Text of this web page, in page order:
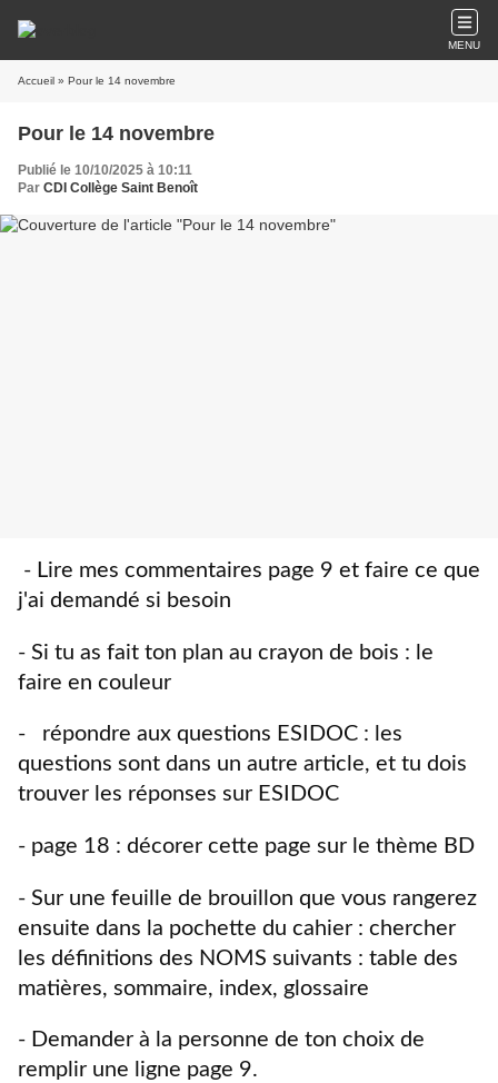
MENU
Accueil » Pour le 14 novembre
Pour le 14 novembre
Publié le 10/10/2025 à 10:11
Par CDI Collège Saint Benoît
- Lire mes commentaires page 9 et faire ce que
j'ai demandé si besoin
- Si tu as fait ton plan au crayon de bois : le
faire en couleur
- répondre aux questions ESIDOC : les
questions sont dans un autre article, et tu dois
trouver les réponses sur ESIDOC
- page 18 : décorer cette page sur le thème BD
- Sur une feuille de brouillon que vous rangerez
ensuite dans la pochette du cahier : chercher
les définitions des NOMS suivants : table des
matières, sommaire, index, glossaire
- Demander à la personne de ton choix de
remplir une ligne page 9.